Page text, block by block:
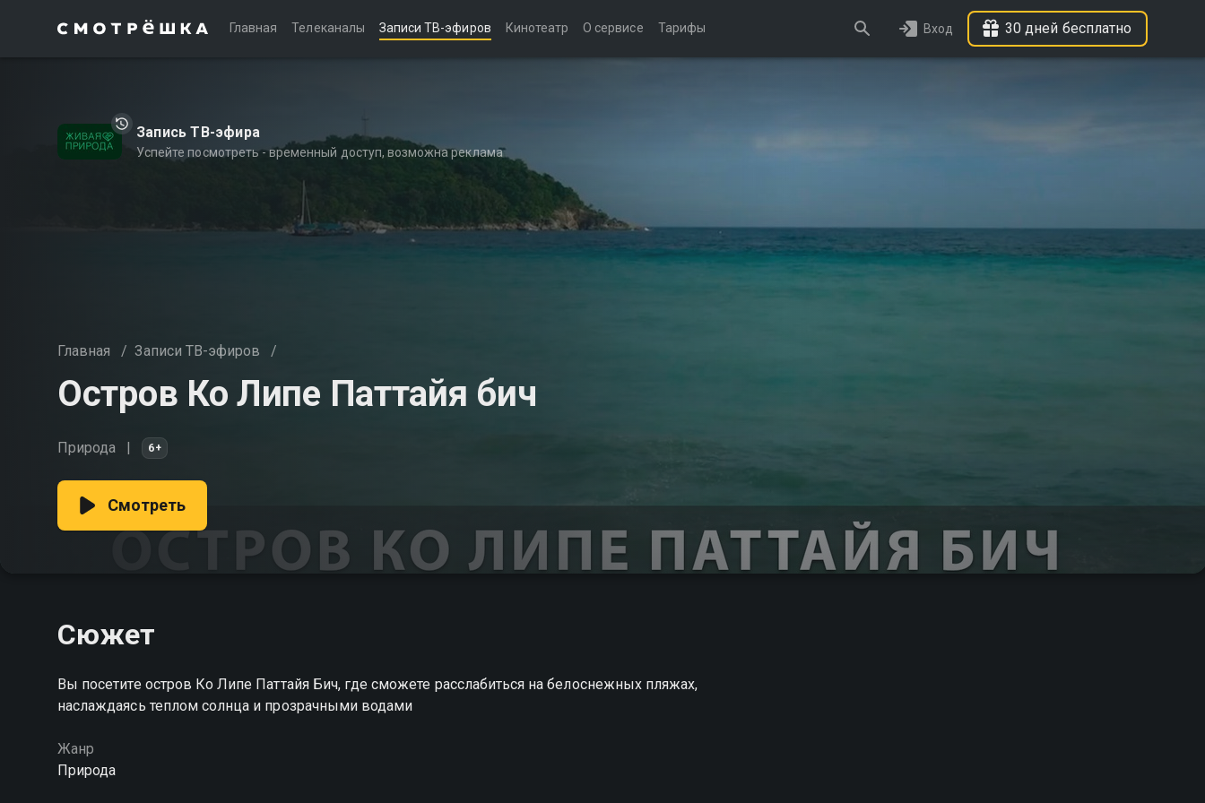
Главная Телеканалы Записи ТВ-эфиров Кинотеатр О сервисе Тарифы Вход 30 дней бесплатно
Запись ТВ-эфира
Успейте посмотреть - временный доступ, возможна реклама
Главная / Записи ТВ-эфиров /
Остров Ко Липе Паттайя бич
Природа 6+
Смотреть
Сюжет
Вы посетите остров Ко Липе Паттайя Бич, где сможете расслабиться на белоснежных пляжах,
наслаждаясь теплом солнца и прозрачными водами
Жанр
Природа